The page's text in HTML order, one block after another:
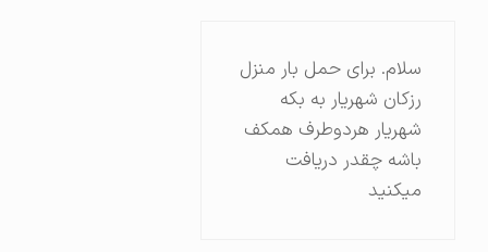
سلام. برای حمل بار منزل
رزکان شهریار به بکه
شهریار هردوطرف همکف
باشه چقدر دریافت
میکنید